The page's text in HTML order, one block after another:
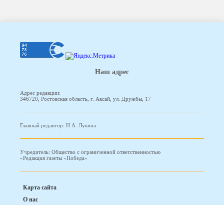
Наш адрес
Адрес редакции:
346720, Ростовская область, г. Аксай, ул. Дружбы, 17
Главный редактор: Н.А. Лукина
Учредитель: Общество с ограниченной ответственностью
«Редакция газеты «Победа»
Карта сайта
О нас